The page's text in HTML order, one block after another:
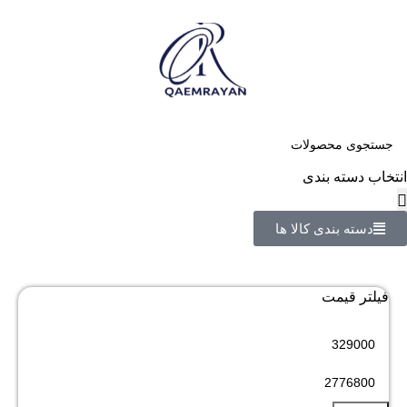
انتخاب دسته بندی
دسته بندی کالا ها
فیلتر قیمت